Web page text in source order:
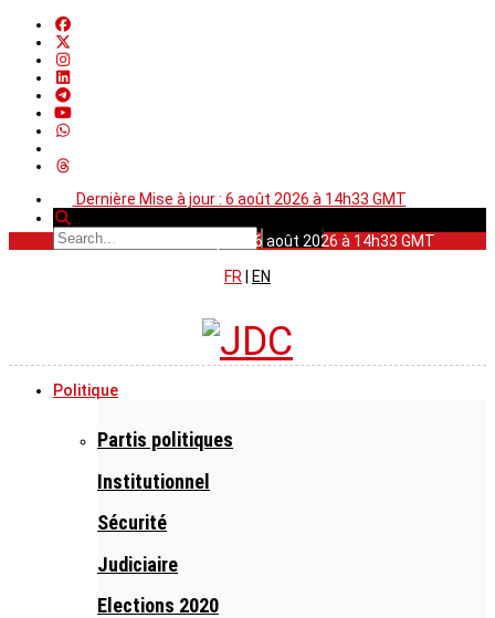
Dernière Mise à jour : 6 août 2026 à 14h33 GMT
Dernière Mise à jour : 6 août 2026 à 14h33 GMT
FR
EN
Politique
Partis politiques
Institutionnel
Sécurité
Judiciaire
Elections 2020